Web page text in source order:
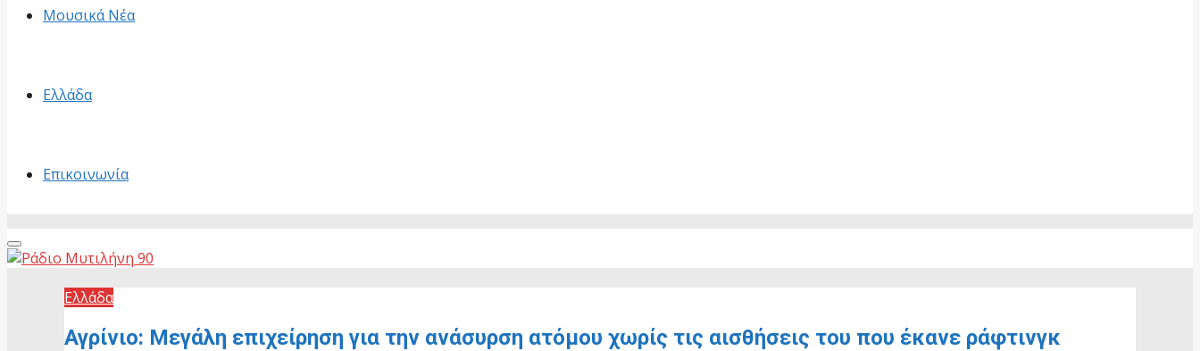
Μουσικά Νέα
Ελλάδα
Επικοινωνία
Primary
Menu
Ελλάδα
Αγρίνιο: Μεγάλη επιχείρηση για την ανάσυρση ατόμου χωρίς τις αισθήσεις του που έκανε ράφτινγκ